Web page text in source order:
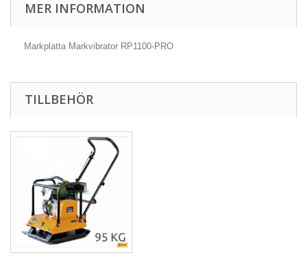
MER INFORMATION
Markplatta Markvibrator RP1100-PRO
TILLBEHÖR